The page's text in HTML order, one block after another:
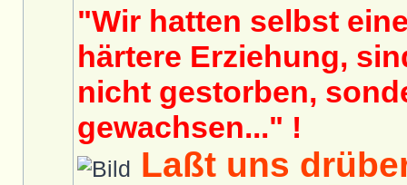
"Wir hatten selbst
härtere Erziehung,
nicht gestorben,
gewachsen..." !
Laßt uns